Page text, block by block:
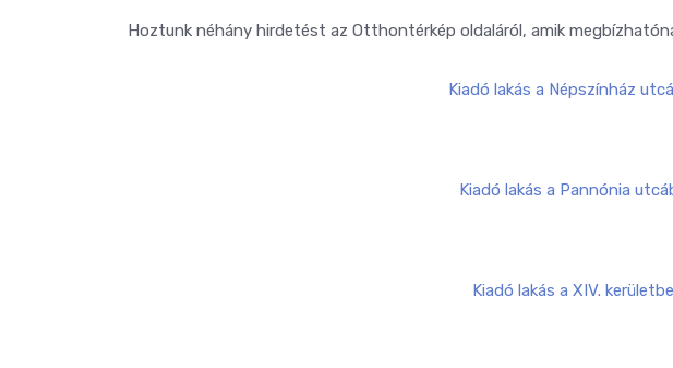
Hoztunk néhány hirdetést az Otthontérkép oldaláról, amik
Kiadó lakás a Népszínház
Kiadó lakás a Pannónia
Kiadó lakás a XIV.